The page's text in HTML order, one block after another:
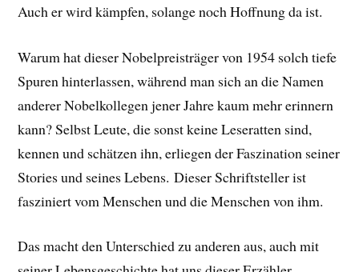
Auch er wird kämpfen, solange noch Hoffnung da ist.
Warum hat dieser Nobelpreisträger von 1954 solch tiefe
Spuren hinterlassen, während man sich an die Namen
anderer Nobelkollegen jener Jahre kaum mehr erinnern
kann? Selbst Leute, die sonst keine Leseratten sind,
kennen und schätzen ihn, erliegen der Faszination seiner
Stories und seines Lebens. Dieser Schriftsteller ist
fasziniert vom Menschen und die Menschen von ihm.
Das macht den Unterschied zu anderen aus, auch mit